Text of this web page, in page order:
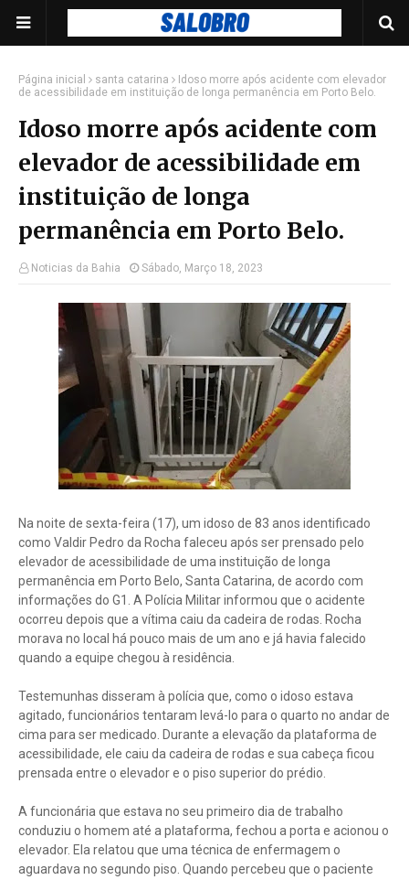
Página inicial santa catarina
Idoso morre após acidente com elevador
de acessibilidade em instituição de longa permanência em Porto Belo.
Idoso morre após acidente com
elevador de acessibilidade em
instituição de longa
permanência em Porto Belo.
Noticias da Bahia Sábado, Março 18, 2023
Na noite de sexta-feira (17), um idoso de 83 anos identificado
como Valdir Pedro da Rocha faleceu após ser prensado pelo
elevador de acessibilidade de uma instituição de longa
permanência em Porto Belo, Santa Catarina, de acordo com
informações do G1. A Polícia Militar informou que o acidente
ocorreu depois que a vítima caiu da cadeira de rodas. Rocha
morava no local há pouco mais de um ano e já havia falecido
quando a equipe chegou à residência.
Testemunhas disseram à polícia que, como o idoso estava
agitado, funcionários tentaram levá-lo para o quarto no andar de
cima para ser medicado. Durante a elevação da plataforma de
acessibilidade, ele caiu da cadeira de rodas e sua cabeça ficou
prensada entre o elevador e o piso superior do prédio.
A funcionária que estava no seu primeiro dia de trabalho
conduziu o homem até a plataforma, fechou a porta e acionou o
elevador. Ela relatou que uma técnica de enfermagem o
aguardava no segundo piso. Quando percebeu que o paciente